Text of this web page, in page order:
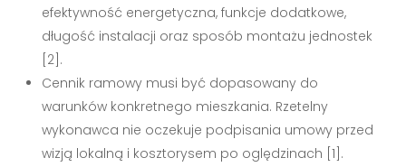
efektywność energetyczna, funkcje dodatkowe,
długość instalacji oraz sposób montażu jednostek
[2] .
Cennik ramowy musi być dopasowany do
warunków konkretnego mieszkania. Rzetelny
wykonawca nie oczekuje podpisania umowy przed
wizją lokalną i kosztorysem po oględzinach [1] .